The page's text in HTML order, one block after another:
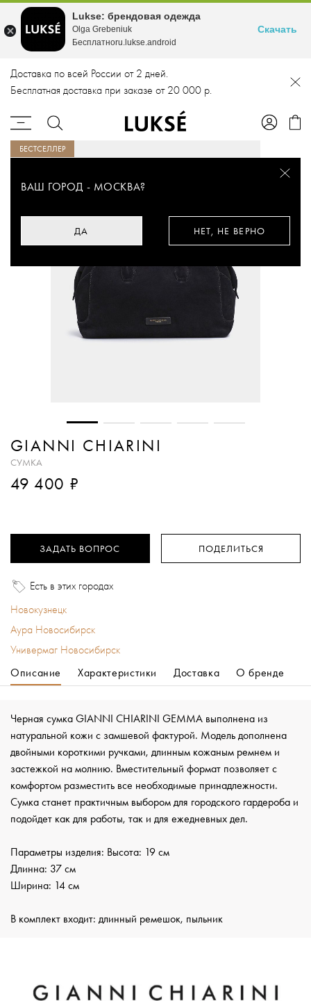
Доставка по всей России от 2 дней.
Бесплатная доставка при заказе от 20 000 р.
ВАШ ГОРОД - МОСКВА?
ДА НЕТ, НЕ ВЕРНО
БЕСТСЕЛЛЕР
GIANNI CHIARINI
СУМКА
49 400 ₽
ЗАДАТЬ ВОПРОС ПОДЕЛИТЬСЯ
Есть в этих городах
Новокузнецк
Аура Новосибирск
Универмаг Новосибирск
Описание
Характеристики Доставка О бренде
Черная сумка GIANNI CHIARINI GEMMA выполнена из
натуральной кожи с замшевой фактурой. Модель дополнена
двойными короткими ручками, длинным кожаным ремнем и
застежкой на молнию. Вместительный формат позволяет с
комфортом разместить все необходимые принадлежности.
Сумка станет практичным выбором для городского гардероба и
подойдет как для работы, так и для ежедневных дел.
Параметры изделия: Высота: 19 см
Длинна: 37 см
Ширина: 14 см
В комплект входит: длинный ремешок, пыльник
Lukse: брендовая одежда
Olga Grebeniuk
Бесплатноru.lukse.android
Скачать